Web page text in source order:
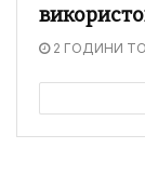
2 ГОДИНИ